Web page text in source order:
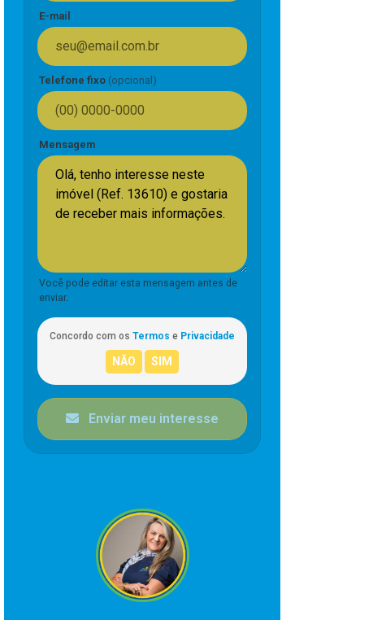
E-mail
Telefone fixo (opcional)
Mensagem
Você pode editar esta mensagem antes de
enviar.
Concordo com os Termos e Privacidade
Enviar meu interesse